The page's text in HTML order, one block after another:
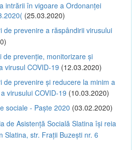
intrării în vigoare a Ordonanței
(25.03.2020)
de prevenire a răspândirii virusului
de prevenție, monitorizare și
virusul COVID-19 (12.03.2020)
de prevenire și reducere la minim a
virusului COVID-19 (10.03.2020)
sociale - Paște 2020 (03.02.2020)
de Asistență Socială Slatina își reia
Slatina, str. Frații Buzești nr. 6